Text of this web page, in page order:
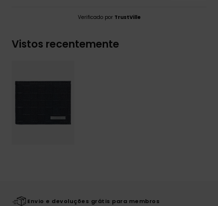
Verificado por TrustVille
Vistos recentemente
Envio e devoluções grátis para membros